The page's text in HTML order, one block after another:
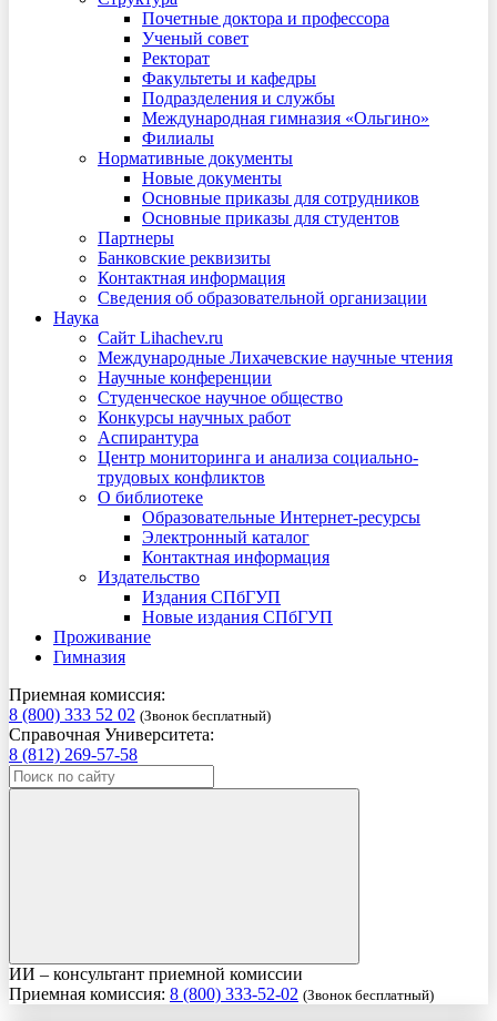
Почетные доктора и профессора
Ученый совет
Ректорат
Факультеты и кафедры
Подразделения и службы
Международная гимназия «Ольгино»
Филиалы
Нормативные документы
Новые документы
Основные приказы для сотрудников
Основные приказы для студентов
Партнеры
Банковские реквизиты
Контактная информация
Сведения об образовательной организации
Наука
Сайт Lihachev.ru
Международные Лихачевские научные чтения
Научные конференции
Студенческое научное общество
Конкурсы научных работ
Аспирантура
Центр мониторинга и анализа социально-
трудовых конфликтов
О библиотеке
Образовательные Интернет-ресурсы
Электронный каталог
Контактная информация
Издательство
Издания СПбГУП
Новые издания СПбГУП
Проживание
Гимназия
Приемная комиссия:
8 (800) 333 52 02 (Звонок бесплатный)
Справочная Университета:
8 (812) 269-57-58
ИИ – консультант приемной комиссии
Приемная комиссия: 8 (800) 333-52-02 (Звонок бесплатный)